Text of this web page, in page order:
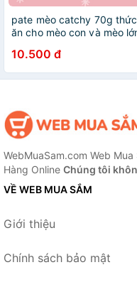
pate mèo catchy 70g thức
ăn cho mèo con và mèo
lười ăn
10.500 đ
WebMuaSam.com Web
Hàng Online Chúng tôi
VỀ WEB MUA SẮM
Giới thiệu
Chính sách bảo mật